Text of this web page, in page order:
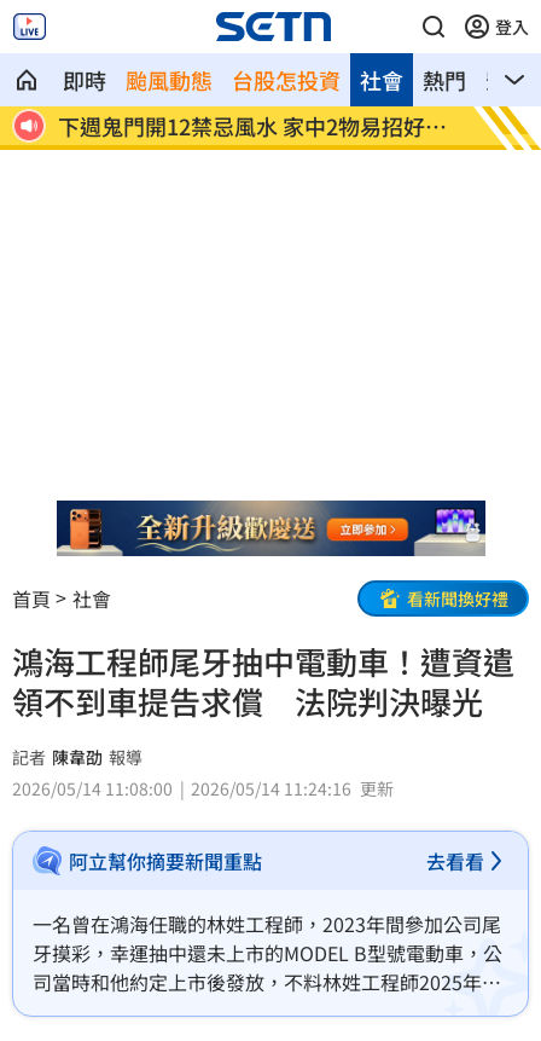
登入
即時 颱風動態 台股怎投資 熱門 影音
社會
下週鬼門開12禁忌風水 家中2物易招好兄
弟
發
首頁 社會 看新聞換好禮
鴻海工程師尾牙抽中電動車！遭資遣
領不到車提告求償 法院判決曝光
記者 陳韋劭 報導
2026/05/14 11:08:00
2026/05/14 11:24:16 更新
阿立幫你摘要新聞重點 去看看
一名曾在鴻海任職的林姓工程師，2023年間參加公司尾
牙摸彩，幸運抽中還未上市的MODEL B型號電動車，公
司當時和他約定上市後發放，不料林姓工程師2025年間
被資遣，事後他想向鴻海領獎，卻被以「非在職」為由